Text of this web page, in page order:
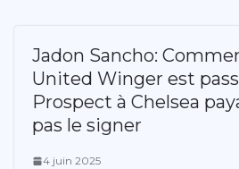
Jadon Sancho:
United Winger est
Prospect à Chelsea
pas le signer
4 juin 2025